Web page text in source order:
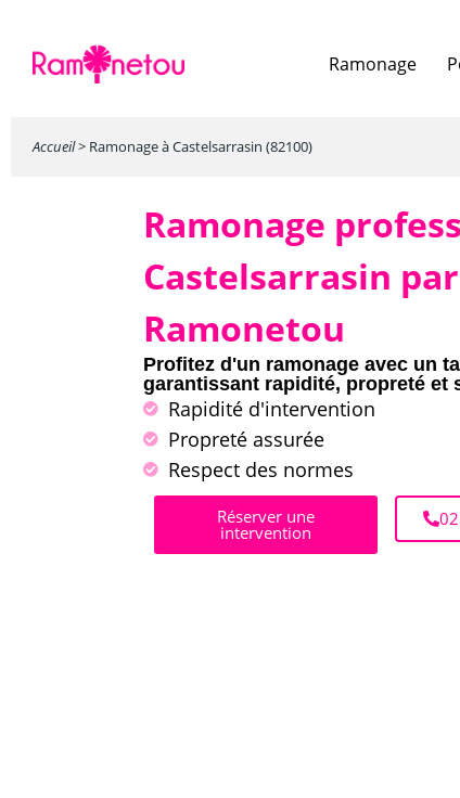
Ramonage
Accueil> Ramonage à Castelsarrasin (82100)
Ramonage
Castelsarrasin par
Ramonetou
Profitez d'un ramonage avec un
garantissant rapidité, propreté et
Rapidité d'intervention
Propreté assurée
Respect des normes
Réserver une
intervention